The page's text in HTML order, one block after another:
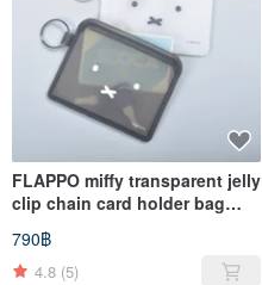
FLAPPO miffy transparent jelly
clip chain card holder bag
four types
790฿
4.8 (5)